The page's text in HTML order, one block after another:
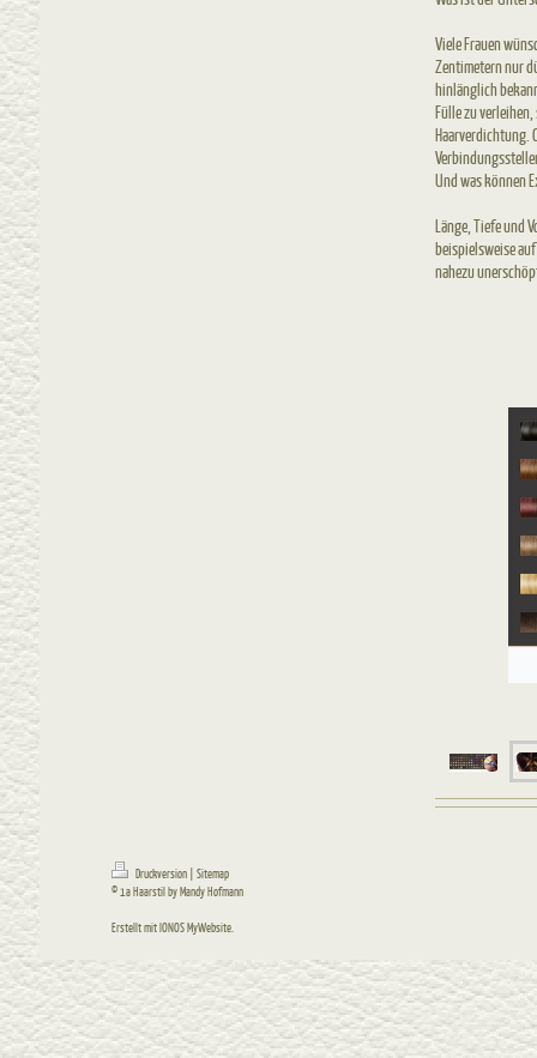
Viele Frauen
Zentimetern nur
hinlänglich
Fülle zu
Haarverdichtung.
Und was können
Länge, Tiefe und
beispielsweise
nahezu
Druckversion
Sitemap
© 1a Haarstil by Mandy Hofmann
Erstellt mitIONOS MyWebsite.